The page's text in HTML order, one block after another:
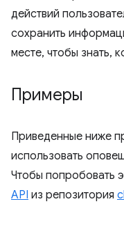
действий
сохранить
месте, чтобы знать,
Примеры
Приведенные ниже
использовать
Чтобы попробовать
API из репозитория